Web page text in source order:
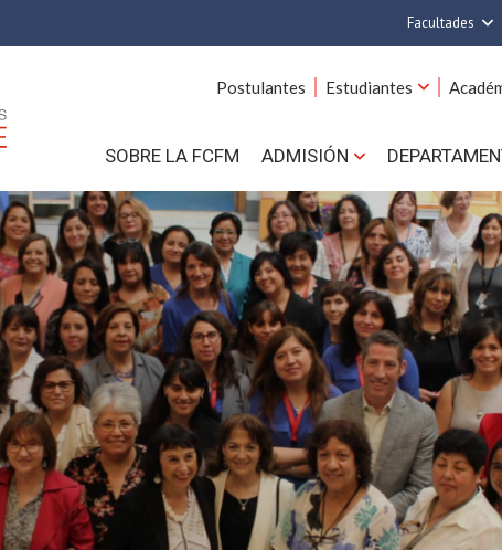
Facultades
Cs.
Filosofía
Estudios
Nutrición
Postulantes Estudiantes
SOBRE LA FCFM ADMISIÓN